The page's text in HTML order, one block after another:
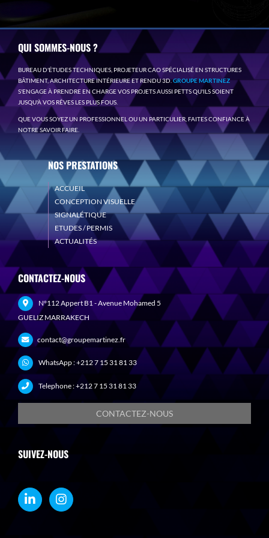
QUI SOMMES-NOUS ?
BUREAU D'ÉTUDES TECHNIQUES, PROJETEUR CAO SPÉCIALISÉ EN STRUCTURES
BÂTIMENT, ARCHITECTURE INTÉRIEURE ET RENDU 3D.GROUPE MARTINEZ
S'ENGAGE À PRENDRE EN CHARGE VOS PROJETS AUSSI PETTS QU'ILS SOIENT
JUSQU'À VOS RÊVES LES PLUS FOUS.
QUE VOUS SOYEZ UN PROFESSIONNEL OU UN PARTICULIER, FAITES CONFIANCE À
NOTRE SAVOIR FAIRE.
NOS PRESTATIONS
ACCUEIL
CONCEPTION VISUELLE
SIGNALÉTIQUE
ETUDES / PERMIS
ACTUALITÉS
CONTACTEZ-NOUS
N°112 Appert B1 - Avenue Mohamed 5
GUELIZ MARRAKECH
contact@groupemartinez.fr
WhatsApp :+212 7 15 31 81 33
Telephone :+212 7 15 31 81 33
CONTACTEZ-NOUS
SUIVEZ-NOUS